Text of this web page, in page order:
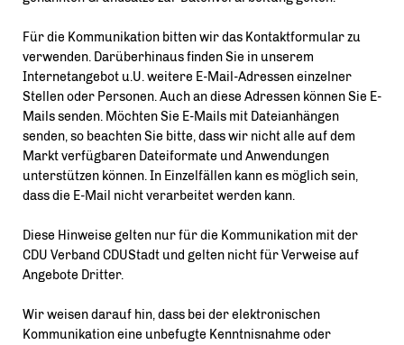
Für die Kommunikation bitten wir das Kontaktformular zu
verwenden. Darüberhinaus finden Sie in unserem
Internetangebot u.U. weitere E-Mail-Adressen einzelner
Stellen oder Personen. Auch an diese Adressen können Sie E-
Mails senden. Möchten Sie E-Mails mit Dateianhängen
senden, so beachten Sie bitte, dass wir nicht alle auf dem
Markt verfügbaren Dateiformate und Anwendungen
unterstützen können. In Einzelfällen kann es möglich sein,
dass die E-Mail nicht verarbeitet werden kann.
Diese Hinweise gelten nur für die Kommunikation mit der
CDU Verband CDUStadt und gelten nicht für Verweise auf
Angebote Dritter.
Wir weisen darauf hin, dass bei der elektronischen
Kommunikation eine unbefugte Kenntnisnahme oder